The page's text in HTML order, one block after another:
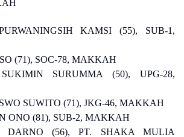
KAMSI (55), SUB-1,
(71), SOC-78, MAKKAH
SURUMMA (50), UPG-28,
SUWITO (71), JKG-46, MAKKAH
ONO (81), SUB-2, MAKKAH
DARNO (56), PT. SHAKA MULIA